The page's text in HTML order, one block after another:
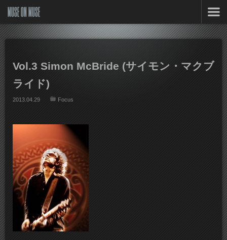
MUSE ON MUSE
Vol.3 Simon McBride (サイモン・マクブ
ライド)
2013.04.29 Focus